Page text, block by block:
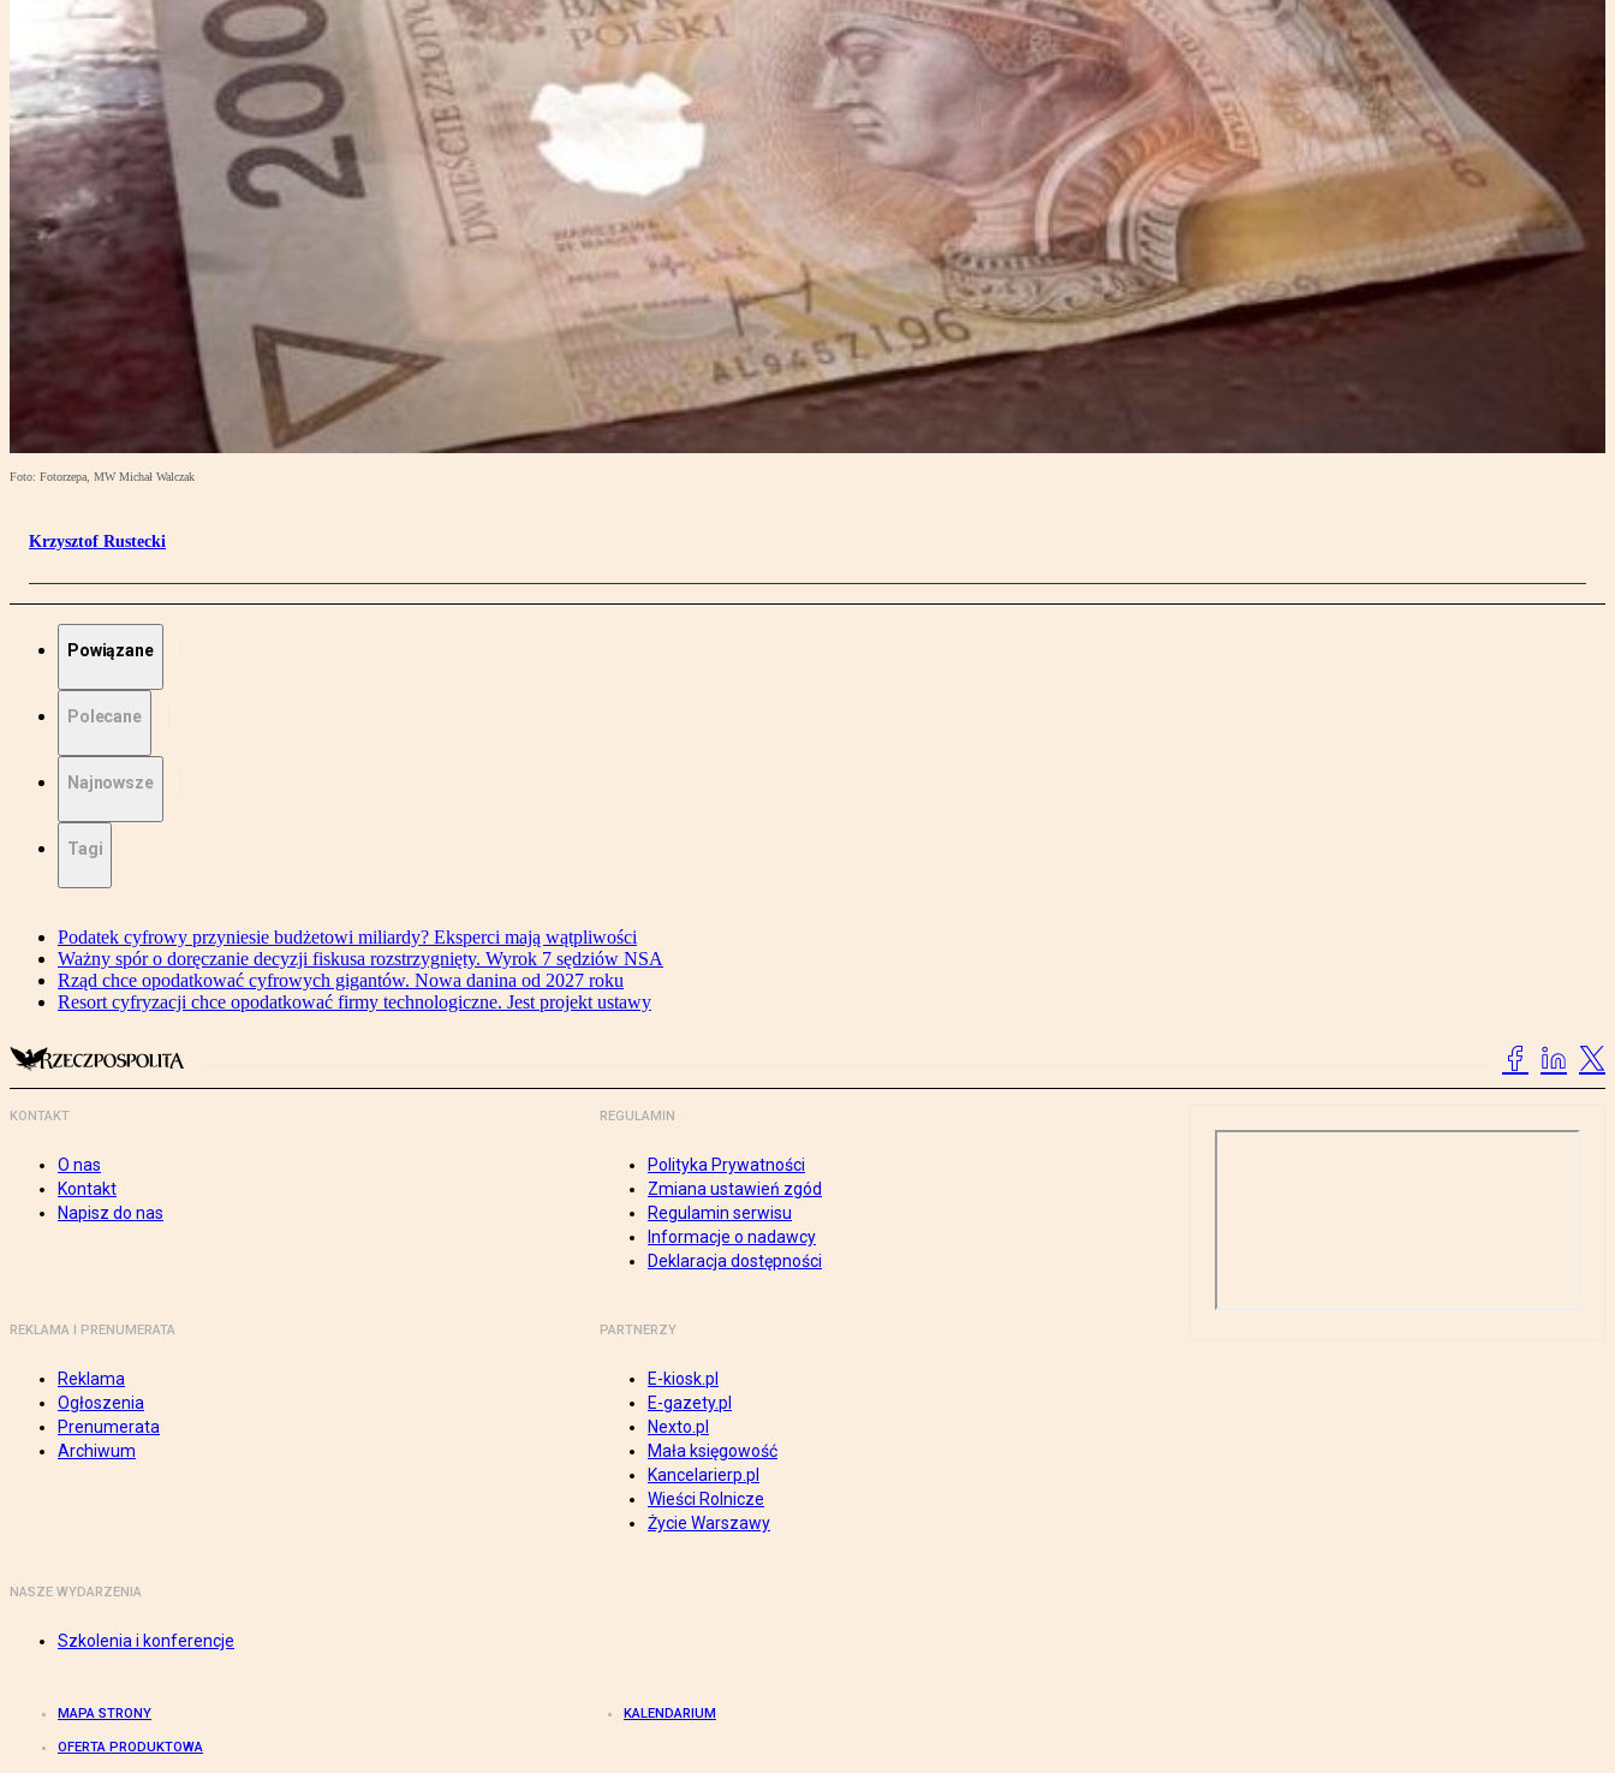
Foto: Fotorzepa, MW Michał Walczak
Krzysztof Rustecki
Powiązane
Polecane
Najnowsze
Tagi
Podatek cyfrowy przyniesie budżetowi miliardy? Eksperci mają wątpliwości
Ważny spór o doręczanie decyzji fiskusa rozstrzygnięty. Wyrok 7 sędziów NSA
Rząd chce opodatkować cyfrowych gigantów. Nowa danina od 2027 roku
Resort cyfryzacji chce opodatkować firmy technologiczne. Jest projekt ustawy
KONTAKT
O nas
Kontakt
Napisz do nas
REGULAMIN
Polityka Prywatności
Zmiana ustawień zgód
Regulamin serwisu
Informacje o nadawcy
Deklaracja dostępności
REKLAMA I PRENUMERATA
Reklama
Ogłoszenia
Prenumerata
Archiwum
PARTNERZY
E-kiosk.pl
E-gazety.pl
Nexto.pl
Mała księgowość
Kancelarierp.pl
Wieści Rolnicze
Życie Warszawy
NASZE WYDARZENIA
Szkolenia i konferencje
MAPA STRONY KALENDARIUM
OFERTA PRODUKTOWA